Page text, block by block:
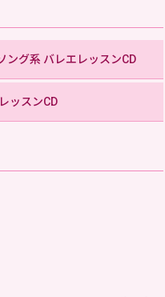
ング系 バレエレッスンCD
ッスンCD